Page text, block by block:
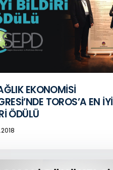
EKONOMİSİ
TOROS’A EN İYİ
ÖDÜLÜ